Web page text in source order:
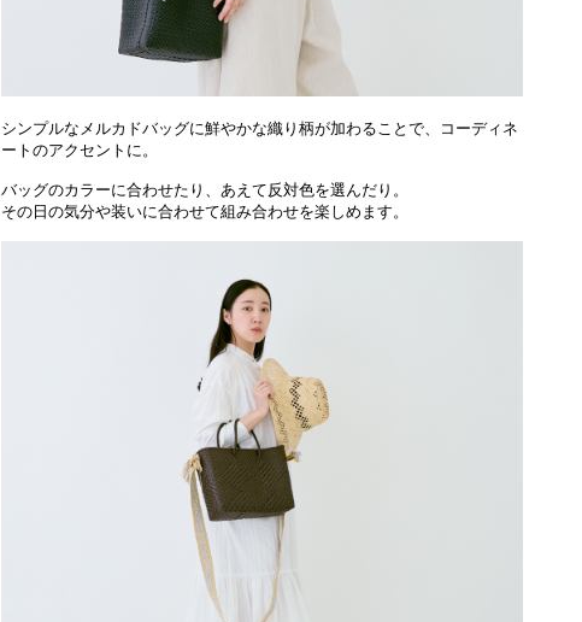
シンプルなメルカドバッグに鮮やかな織り柄が加わることで、コーディネ
ートのアクセントに。
バッグのカラーに合わせたり、あえて反対色を選んだり。
その日の気分や装いに合わせて組み合わせを楽しめます。